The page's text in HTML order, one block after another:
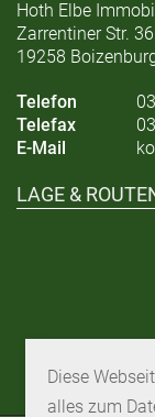
Hoth Elbe
Zarrentiner Str. 36
19258
Telefon
Telefax
E-Mail
LAGE &
Diese
alles zum